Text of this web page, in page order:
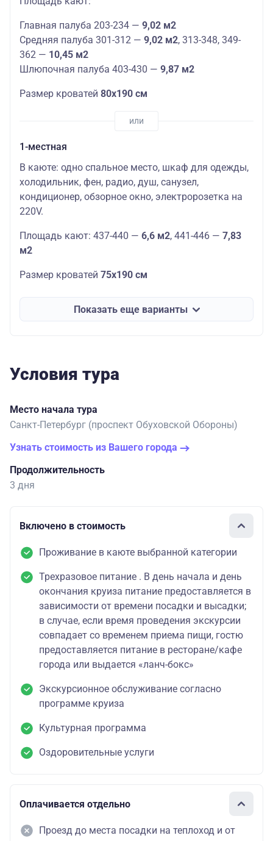
Главная палуба 203-234 — 9,02 м2
Средняя палуба 301-312 — 9,02 м2, 313-348, 349-
362 — 10,45 м2
Шлюпочная палуба 403-430 — 9,87 м2
Размер кроватей 80х190 см
1-местная
В каюте: одно спальное место, шкаф для одежды,
холодильник, фен, радио, душ, санузел,
кондиционер, обзорное окно, электророзетка на
220V.
Площадь кают: 437-440 — 6,6 м2, 441-446 — 7,83
м2
Размер кроватей 75х190 см
Показать еще варианты
Условия тура
Место начала тура
Санкт-Петербург (проспект Обуховской Обороны)
Узнать стоимость из Вашего города
Продолжительность
3 дня
Включено в стоимость
Проживание в каюте выбранной категории
Трехразовое питание . В день начала и день
окончания круиза питание предоставляется в
зависимости от времени посадки и высадки;
в случае, если время проведения экскурсии
совпадает со временем приема пищи, гостю
предоставляется питание в ресторане/кафе
города или выдается «ланч-бокс»
Экскурсионное обслуживание согласно
программе круиза
Культурная программа
Оздоровительные услуги
Оплачивается отдельно
Проезд до места посадки на теплоход и от